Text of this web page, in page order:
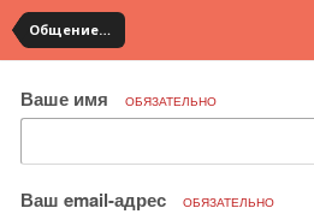
Общение с продавцами. Использование WangWang и TradeManager
Ваше имя ОБЯЗАТЕЛЬНО
Ваш email-адрес ОБЯЗАТЕЛЬНО